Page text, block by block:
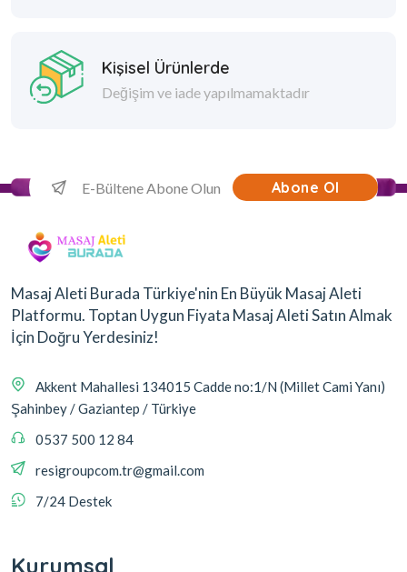
Kişisel Ürünlerde
Değişim ve iade yapılmamaktadır
Abone Ol
Masaj Aleti Burada Türkiye'nin En Büyük Masaj Aleti
Platformu. Toptan Uygun Fiyata Masaj Aleti Satın Almak
İçin Doğru Yerdesiniz!
Akkent Mahallesi 134015 Cadde no:1/N (Millet Cami Yanı)
Şahinbey / Gaziantep / Türkiye
0537 500 12 84
resigroupcom.tr@gmail.com
7/24 Destek
Kurumsal